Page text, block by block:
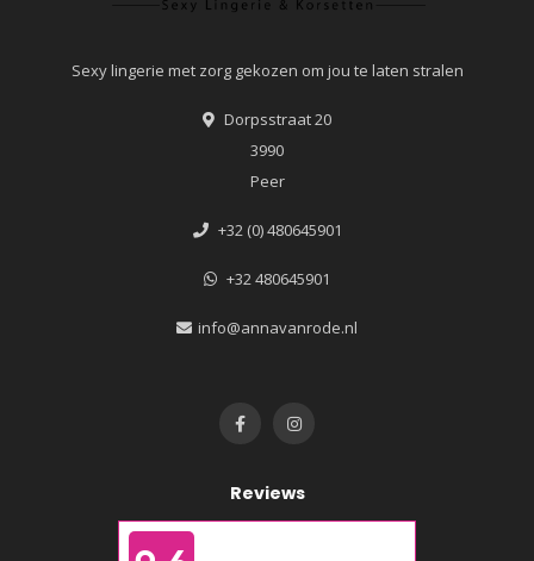
Sexy lingerie met zorg gekozen om jou te laten stralen
Dorpsstraat 20
3990
Peer
+32 (0) 480645901
+32 480645901
info@annavanrode.nl
Reviews